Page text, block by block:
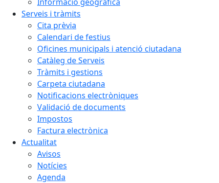
Serveis i tràmits
Cita prèvia
Calendari de festius
Oficines municipals i atenció ciutadana
Catàleg de Serveis
Tràmits i gestions
Carpeta ciutadana
Notificacions electròniques
Validació de documents
Impostos
Factura electrònica
Actualitat
Avisos
Notícies
Agenda